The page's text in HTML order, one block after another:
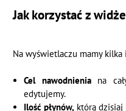
Jak korzystać z
Na wyświetlaczu mamy
Cel nawodnieniana
edytujemy.
Ilość płynów,którą dzisiaj